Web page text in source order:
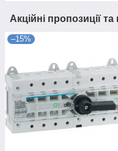
Акційні пропозиції
–15%